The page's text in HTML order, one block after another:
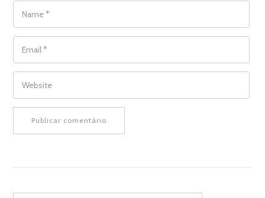
NAME
EMAIL
WEBSITE